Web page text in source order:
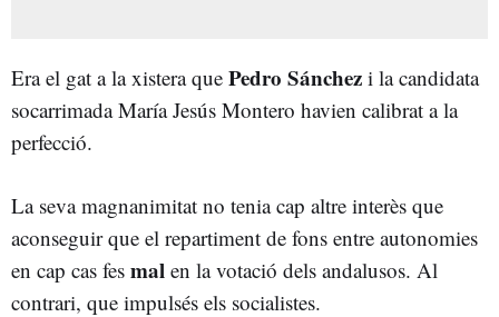
Era el gat a la xistera que Pedro Sánchez i la candidata
socarrimada María Jesús Montero havien calibrat a la
perfecció.
La seva magnanimitat no tenia cap altre interès que
aconseguir que el repartiment de fons entre autonomies
en cap cas fes mal en la votació dels andalusos. Al
contrari, que impulsés els socialistes.